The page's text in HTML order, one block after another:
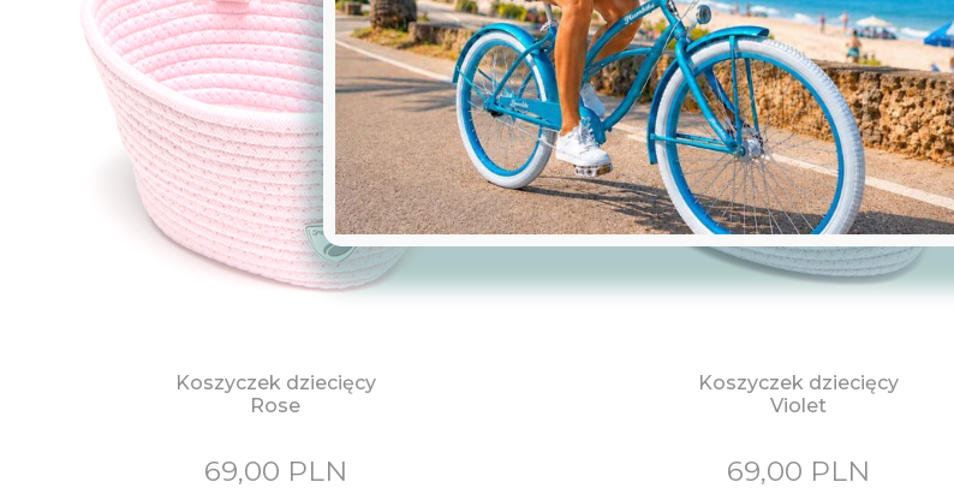
Koszyczek dziecięcy
Rose
69,00 PLN
Koszyczek dziecięcy
Violet
69,00 PLN